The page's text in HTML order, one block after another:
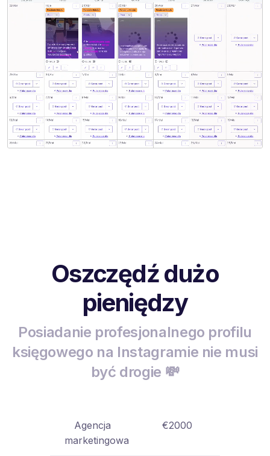
Oszczędź dużo
pieniędzy
Posiadanie profesjonalnego profilu
księgowego na Instagramie nie musi
być drogie 💸
Agencja
marketingowa
€2000